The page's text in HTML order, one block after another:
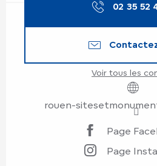
02 35 52
Voir tous les
rouen-
Page
Page